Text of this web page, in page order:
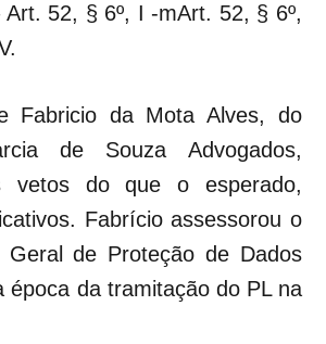
52, § 6º, I -mArt. 52, § 6º,
Fabricio da Mota Alves, do
de Souza Advogados,
vetos do que o esperado,
Fabrício assessorou o
de Proteção de Dados
época da tramitação do PL na